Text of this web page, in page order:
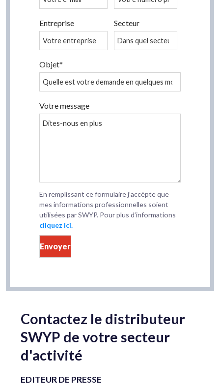
Entreprise Secteur
Objet*
Votre message
En remplissant ce formulaire j’accèpte que
mes informations professionnelles soient
utilisées par SWYP. Pour plus d’informations
cliquez ici.
Contactez le distributeur
SWYP de votre secteur
d'activité
EDITEUR DE PRESSE